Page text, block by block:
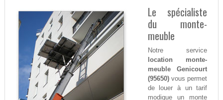
Le spécialiste
du monte-
meuble
Notre service
location monte-
meuble Genicourt
(95650)vous permet
de louer à un tarif
modique un monte